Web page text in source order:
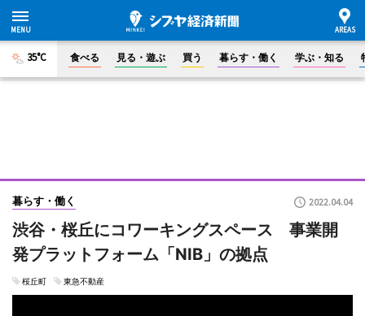
35°C 食べる 見る・遊ぶ 買う 暮らす・働く 学ぶ・知る
暮らす・働く 2022.04.04
渋谷・桜丘にコワーキングスペース 事業開
発プラットフォーム「NIB」の拠点
桜丘町 東急不動産